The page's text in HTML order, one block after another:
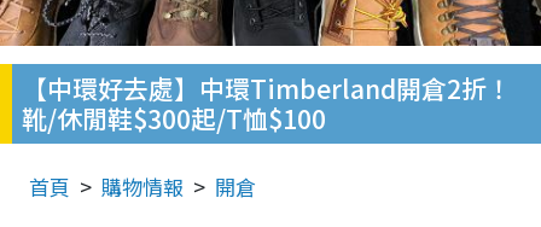
【中環好去處】中環Timberland開倉2折！
靴/休閒鞋$300起/T恤$100
首頁 購物情報 開倉